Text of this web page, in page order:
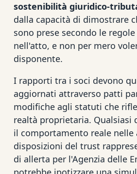
sostenibilità giuridico-
dalla capacità di dimostrare
sono prese secondo le
nell'atto, e non per mero
disponente.
I rapporti tra i soci devono
aggiornati attraverso patti
modifiche agli statuti che
realtà proprietaria. Qualsiasi
il comportamento reale nelle
disposizioni del trust
di allerta per l'Agenzia delle